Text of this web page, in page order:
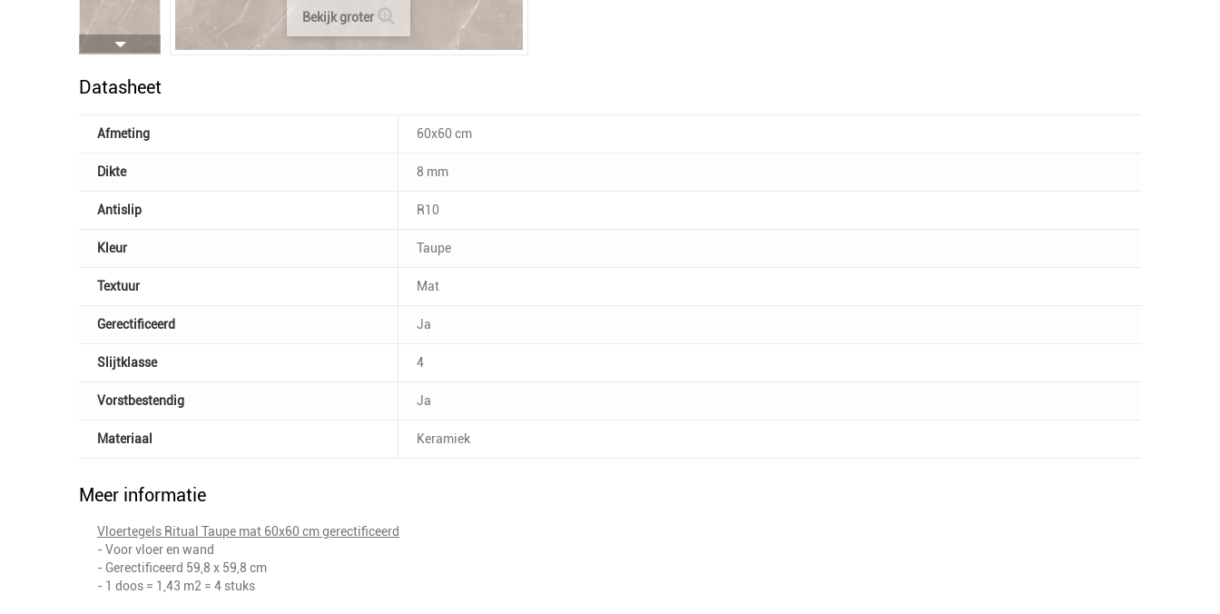
Bekijk groter
Datasheet
Afmeting 60x60 cm
Dikte 8 mm
Antislip R10
Kleur Taupe
Textuur Mat
Gerectificeerd Ja
Slijtklasse 4
Vorstbestendig Ja
Materiaal Keramiek
Meer informatie
Vloertegels Ritual Taupe mat 60x60 cm gerectificeerd
- Voor vloer en wand
- Gerectificeerd 59,8 x 59,8 cm
- 1 doos = 1,43 m2 = 4 stuks